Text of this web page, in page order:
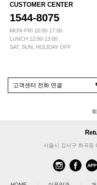
CUSTOMER CENTER
1544-8075
MON-FRI 10:00-17:00
LUNCH 12:00-13:00
SAT, SUN, HOLIDAY OFF
고객센터 전화 연결
서울시 강서구 화곡동